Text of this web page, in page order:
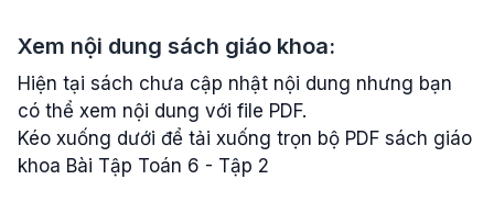
Xem nội dung sách giáo khoa:
Hiện tại sách chưa cập nhật nội dung nhưng bạn
có thể xem nội dung với file PDF.
Kéo xuống dưới để tải xuống trọn bộ PDF sách giáo
khoa Bài Tập Toán 6 - Tập 2